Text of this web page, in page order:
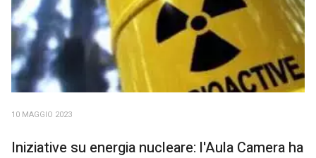
10 MAGGIO 2023
Iniziative su energia nucleare: l'Aula Camera ha